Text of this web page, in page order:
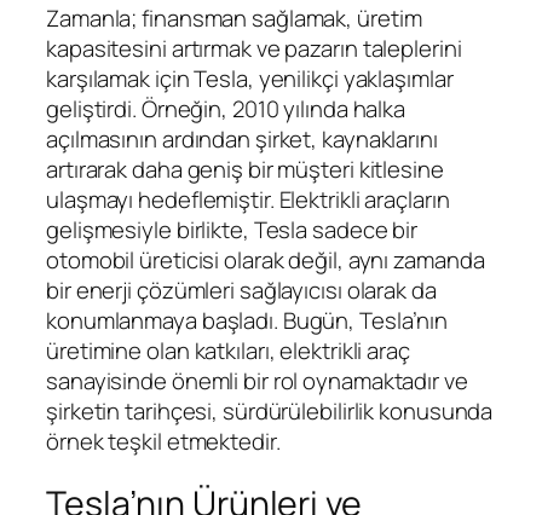
Zamanla; finansman sağlamak, üretim
kapasitesini artırmak ve pazarın taleplerini
karşılamak için Tesla, yenilikçi yaklaşımlar
geliştirdi. Örneğin, 2010 yılında halka
açılmasının ardından şirket, kaynaklarını
artırarak daha geniş bir müşteri kitlesine
ulaşmayı hedeflemiştir. Elektrikli araçların
gelişmesiyle birlikte, Tesla sadece bir
otomobil üreticisi olarak değil, aynı zamanda
bir enerji çözümleri sağlayıcısı olarak da
konumlanmaya başladı. Bugün, Tesla’nın
üretimine olan katkıları, elektrikli araç
sanayisinde önemli bir rol oynamaktadır ve
şirketin tarihçesi, sürdürülebilirlik konusunda
örnek teşkil etmektedir.
Tesla’nın Ürünleri ve